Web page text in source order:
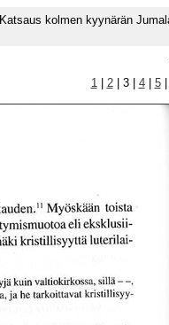
Katsaus kolmen kyynärän
1| 2| 3 | 4| 5|